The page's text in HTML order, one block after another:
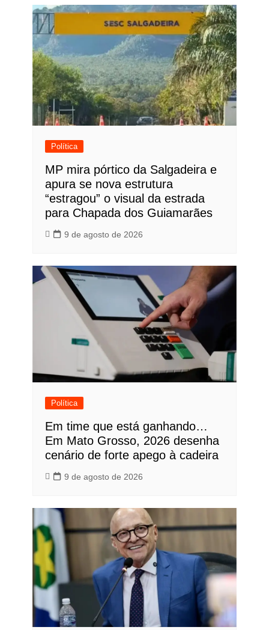
Post
Política
MP mira pórtico da Salgadeira e
apura se nova estrutura
“estragou” o visual da estrada
para Chapada dos Guiamarães
9 de agosto de 2026
Política
Em time que está ganhando…
Em Mato Grosso, 2026 desenha
cenário de forte apego à cadeira
9 de agosto de 2026